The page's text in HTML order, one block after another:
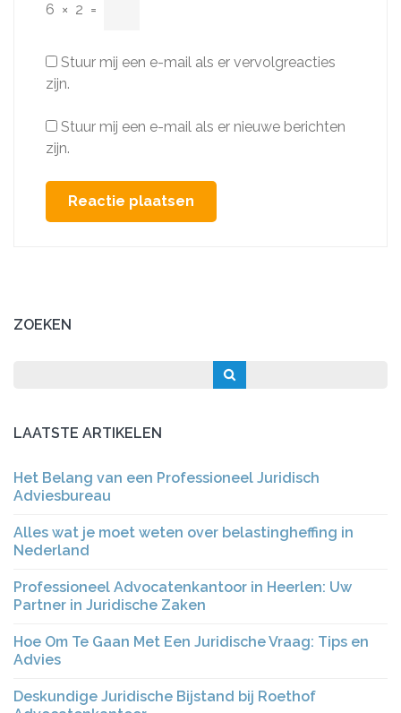
6 × 2 =
Stuur mij een e-mail als er vervolgreacties
zijn.
Stuur mij een e-mail als er nieuwe berichten
zijn.
ZOEKEN
LAATSTE ARTIKELEN
Het Belang van een Professioneel Juridisch
Adviesbureau
Alles wat je moet weten over belastingheffing in
Nederland
Professioneel Advocatenkantoor in Heerlen: Uw
Partner in Juridische Zaken
Hoe Om Te Gaan Met Een Juridische Vraag: Tips en
Advies
Deskundige Juridische Bijstand bij Roethof